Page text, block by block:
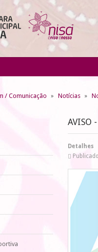
/ Comunicação Notícias
AVISO
Detalhes